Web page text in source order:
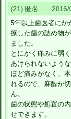
(21) 匿名 2016/
5年以上歯医者にか
療した歯の詰め物
ました。
とにかく痛みに弱
あけられないよう
ほど痛みがなく、
れるので、麻酔が
ん。
歯の状態や処置の
せできます。